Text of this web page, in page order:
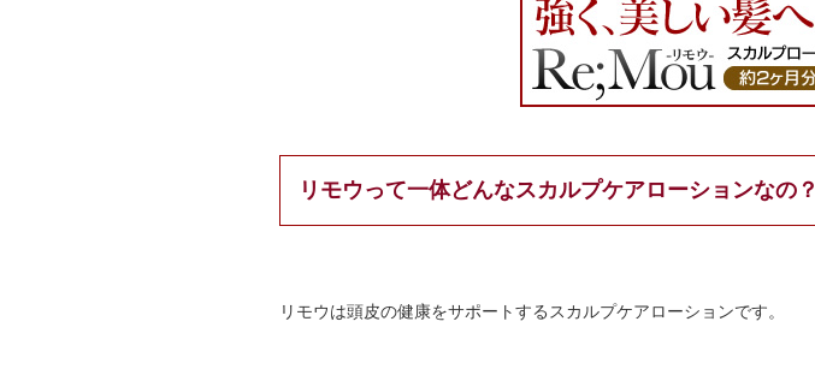
リモウって一体どんなスカルプケアローションなの？
リモウは頭皮の健康をサポートするスカルプケアローションです。